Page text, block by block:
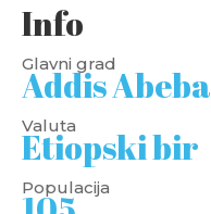
Info
Glavni grad
Addis Abeba
Valuta
Etiopski bir
Populacija